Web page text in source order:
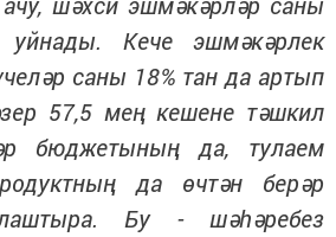
Кече эшмәкәрлек
саны 18% тан да артып
57,5 мең кешене тәшкил
бюджетының да, тулаем
да өчтән берәр
Бу - шәһәребез